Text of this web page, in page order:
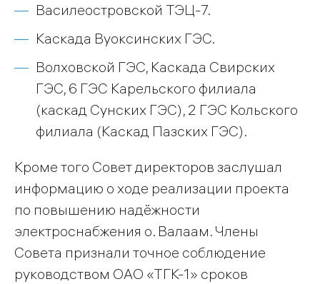
Василеостровской ТЭЦ-7.
Каскада Вуоксинских ГЭС.
Волховской ГЭС, Каскада Свирских
ГЭС, 6 ГЭС Карельского филиала
(каскад Сунских ГЭС), 2 ГЭС Кольского
филиала (Каскад Пазских ГЭС).
Кроме того Совет директоров заслушал
информацию о ходе реализации проекта
по повышению надёжности
электроснабжения о. Валаам. Члены
Совета признали точное соблюдение
руководством ОАО «ТГК-1» сроков